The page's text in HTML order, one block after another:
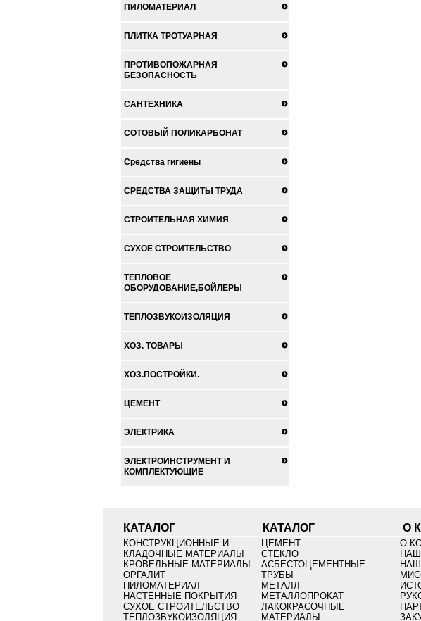
ПИЛОМАТЕРИАЛ
ПЛИТКА ТРОТУАРНАЯ
ПРОТИВОПОЖАРНАЯ
БЕЗОПАСНОСТЬ
САНТЕХНИКА
СОТОВЫЙ ПОЛИКАРБОНАТ
Средства гигиены
СРЕДСТВА ЗАЩИТЫ ТРУДА
СТРОИТЕЛЬНАЯ ХИМИЯ
СУХОЕ СТРОИТЕЛЬСТВО
ТЕПЛОВОЕ
ОБОРУДОВАНИЕ,БОЙЛЕРЫ
ТЕПЛОЗВУКОИЗОЛЯЦИЯ
ХОЗ. ТОВАРЫ
ХОЗ.ПОСТРОЙКИ.
ЦЕМЕНТ
ЭЛЕКТРИКА
ЭЛЕКТРОИНСТРУМЕНТ И
КОМПЛЕКТУЮЩИЕ
КАТАЛОГ КАТАЛОГ О
КОНСТРУКЦИОННЫЕ И
КЛАДОЧНЫЕ МАТЕРИАЛЫ
КРОВЕЛЬНЫЕ МАТЕРИАЛЫ
ОРГАЛИТ
ПИЛОМАТЕРИАЛ
НАСТЕННЫЕ ПОКРЫТИЯ
СУХОЕ СТРОИТЕЛЬСТВО
ТЕПЛОЗВУКОИЗОЛЯЦИЯ
ЦЕМЕНТ
СТЕКЛО
АСБЕСТОЦЕМЕНТНЫЕ
ТРУБЫ
МЕТАЛЛ
МЕТАЛЛОПРОКАТ
ЛАКОКРАСОЧНЫЕ
МАТЕРИАЛЫ
О